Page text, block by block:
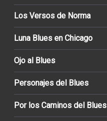
Los Versos de Norma
Luna Blues en Chicago
Ojo al Blues
Personajes del Blues
Por los Caminos del Blues